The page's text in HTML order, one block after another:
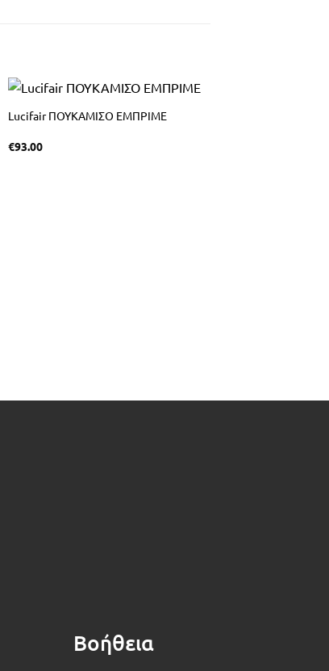
Lucifair ΠΟΥΚΑΜΙΣΟ ΕΜΠΡΙΜΕ
€93.00
Βοήθεια